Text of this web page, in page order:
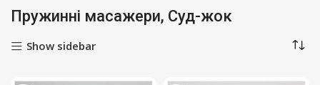
Пружинні масажери, Суд-жок
Show sidebar